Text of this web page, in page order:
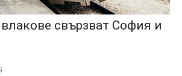
свързват София и